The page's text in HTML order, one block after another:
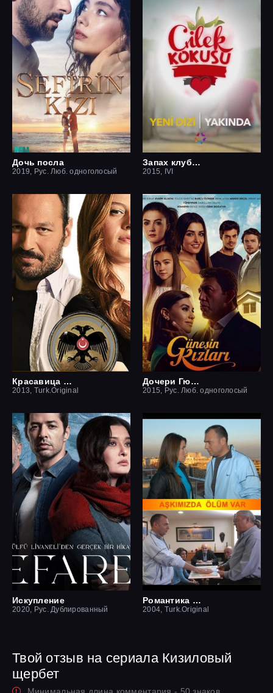
Дочь посла
2019, Рус. Люб. одноголосый
Запах клубники
2015, IVI
Красавица и чудовище
2013, Turk.Original
Дочери Гюнеш
2015, Рус. Люб. одноголосый
Искупление
2020, Рус. Дублированный
Романтика смерти
2004, Turk.Original
Твой отзыв на сериала Кизиловый
щербет